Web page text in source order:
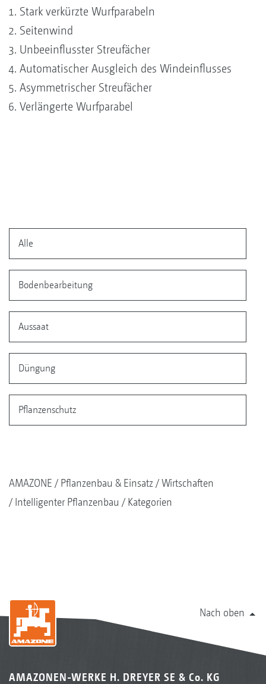
Stark verkürzte ­Wurfparabeln
Seitenwind
Unbeeinflusster Streufächer
Automatischer Ausgleich des Windeinflusses
Asymmetrischer Streufächer
Verlängerte ­Wurfparabel
Alle
Bodenbearbeitung
Aussaat
Düngung
Pflanzenschutz
AMAZONE Pflanzenbau & Einsatz
Wirtschaften
Intelligenter Pflanzenbau
Kategorien
Nach oben
AMAZONEN-WERKE H. DREYER SE & Co. KG